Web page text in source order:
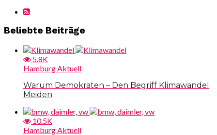
Beliebte Beiträge
5.8K
Hamburg Aktuell
Warum Demokraten – Den Begriff Klimawandel
Meiden
10.5K
Hamburg Aktuell